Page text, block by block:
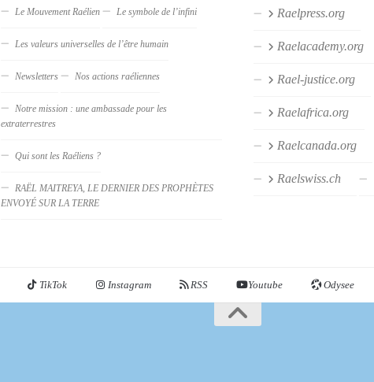
Le Mouvement Raélien Le symbole de l’infini
Les valeurs universelles de l’être humain
Newsletters Nos actions raéliennes
Notre mission : une ambassade pour les
extraterrestres
Qui sont les Raéliens ?
RAËL MAITREYA, LE DERNIER DES PROPHÈTES
ENVOYÉ SUR LA TERRE
Raelpress.org
Raelacademy.org
Rael-justice.org
Raelafrica.org
Raelcanada.org
Raelswiss.ch
TikTok Instagram RSS Youtube Odysee